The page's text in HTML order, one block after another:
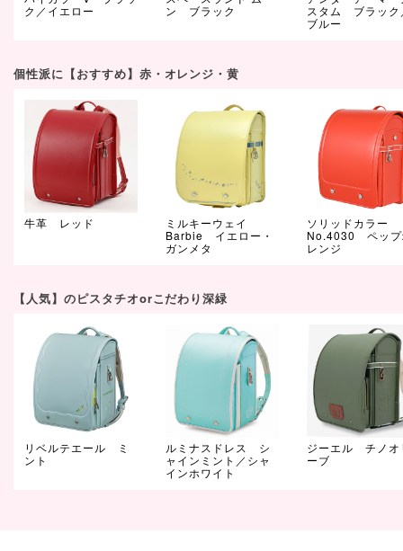
ク／イエロー
ン ブラック
スタム ブラック
ブルー
個性派に【おすすめ】赤・オレンジ・黄
牛革 レッド
ミルキーウェイ
Barbie イエロー・
ガンメタ
ソリッドカラー
No.4030 ペップ
レンジ
【人気】のピスタチオorこだわり深緑
リベルテエール ミ
ント
ルミナスドレス シ
ャインミント／シャ
インホワイト
ジーエル チノオ
ーブ